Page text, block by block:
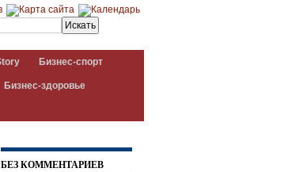
Бизнес-спорт
Бизнес-здоровье
БЕЗ КОММЕНТАРИЕВ